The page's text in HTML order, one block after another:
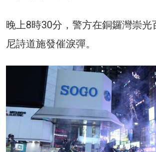
晚上8時30分，警方在銅鑼灣崇光
尼詩道施發催淚彈。